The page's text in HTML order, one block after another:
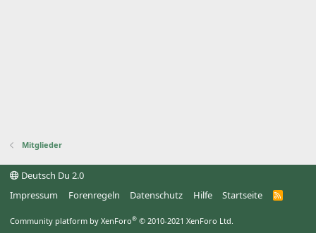
Mitglieder
Deutsch Du 2.0
Impressum
Forenregeln Datenschutz Hilfe Startseite
R
Community platform by XenForo® © 2010-2021 XenForo Ltd.